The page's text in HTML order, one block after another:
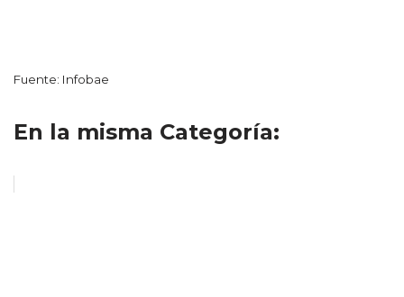
Fuente: Infobae
En la misma Categoría: